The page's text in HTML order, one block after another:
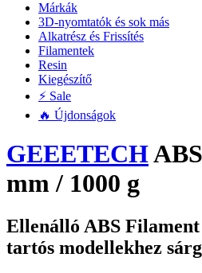
Márkák
3D-nyomtatók és sok más
Alkatrész és Frissítés
Filamentek
Resin
Kiegészítő
⚡ Sale
🔥 Újdonságok
GEEETECH
mm / 1000 g
Ellenálló ABS Filament
tartós modellekhez